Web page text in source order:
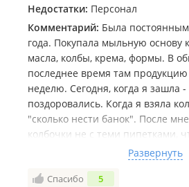
Недостатки: Персонал
Комментарий: Была
года. Покупала мыльную основу
масла, колбы, крема, формы. В
последнее время там
неделю. Сегодня, когда я зашла
поздоровались. Когда я взяла
"сколько нести банок". После
колбочки не с теми пипетками,
отказалась их покупать, на что
предъявил претензию, что я
колбы на сайте, а не приходить
Развернуть
Спасибо 5